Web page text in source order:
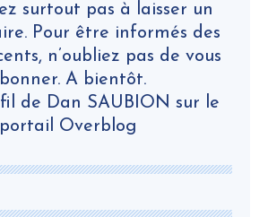
surtout pas à laisser un
Pour être informés des
n’oubliez pas de vous
A bientôt.
de Dan SAUBION sur le
portail Overblog